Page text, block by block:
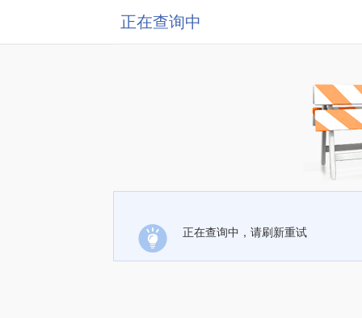
正在查询中
正在查询中，请刷新重试